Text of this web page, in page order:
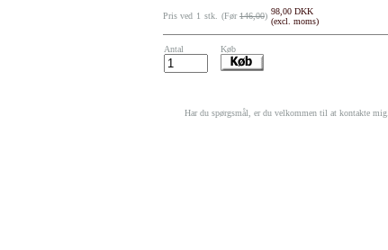
Pris ved 1 stk. (Før146,00) 98,00 DKK
(excl. moms)
Antal Køb
Har du spørgsmål, er du velkommen til at kontakte mig.